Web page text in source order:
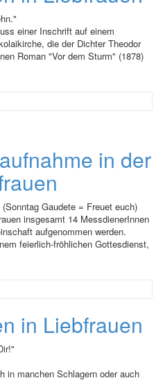
einer Inschrift auf einem
die der Dichter Theodor
Roman "Vor dem Sturm" (1878)
in der
Gaudete = Freuet euch)
insgesamt 14 MessdienerInnen
aufgenommen werden.
feierlich-fröhlichen Gottesdienst,
in Liebfrauen
in manchen Schlagern oder auch